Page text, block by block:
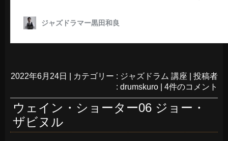
2022年6月24日 カテゴリー : ジャズドラム 講座
投稿者
: drumskuro
4件のコメント
ウェイン・ショーター06 ジョー・
ザビヌル